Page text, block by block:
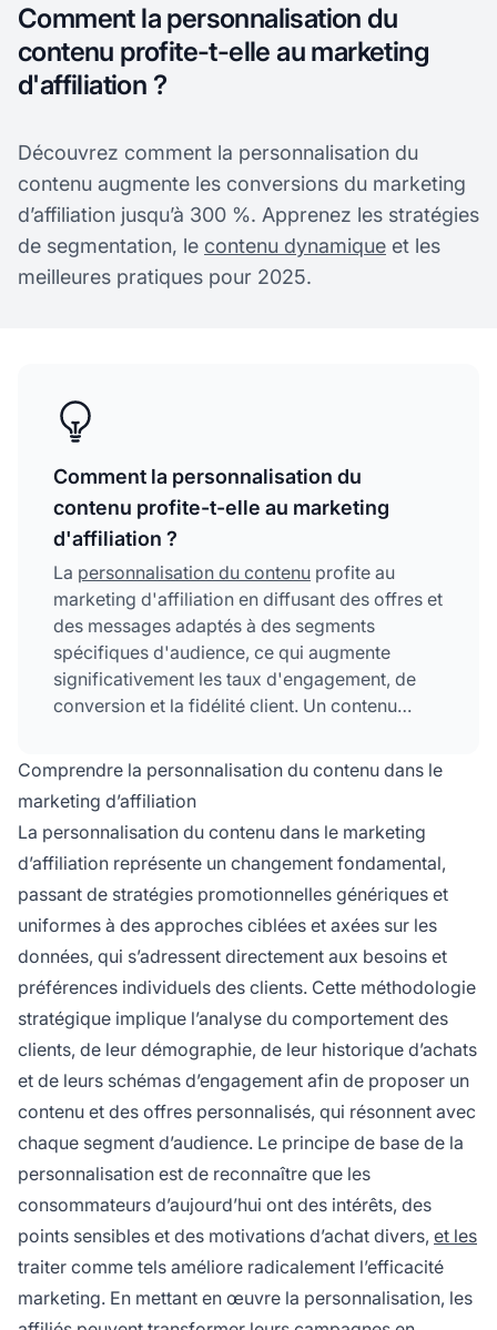
Comment la personnalisation du
contenu profite-t-elle au marketing
d'affiliation ?
Découvrez comment la personnalisation du
contenu augmente les conversions du marketing
d’affiliation jusqu’à 300 %. Apprenez les stratégies
de segmentation, le contenu dynamique et les
meilleures pratiques pour 2025.
Comment la personnalisation du
contenu profite-t-elle au marketing
d'affiliation ?
La personnalisation du contenu profite au
marketing d'affiliation en diffusant des offres et
des messages adaptés à des segments
spécifiques d'audience, ce qui augmente
significativement les taux d'engagement, de
conversion et la fidélité client. Un contenu
préférences individuels des clients, rendant les
recommandations plus pertinentes et
précieuses, ce qui se traduit directement par
des commissions d'affiliation plus élevées et
un meilleur ROI pour les campagnes marketing.
Comprendre la personnalisation du contenu dans le
marketing d’affiliation
La personnalisation du contenu dans le marketing
d’affiliation représente un changement fondamental,
passant de stratégies promotionnelles génériques et
uniformes à des approches ciblées et axées sur les
données, qui s’adressent directement aux besoins et
préférences individuels des clients. Cette méthodologie
stratégique implique l’analyse du comportement des
clients, de leur démographie, de leur historique d’achats
et de leurs schémas d’engagement afin de proposer un
contenu et des offres personnalisés, qui résonnent avec
chaque segment d’audience. Le principe de base de la
personnalisation est de reconnaître que les
consommateurs d’aujourd’hui ont des intérêts, des
points sensibles et des motivations d’achat divers, et les
traiter comme tels améliore radicalement l’efficacité
marketing. En mettant en œuvre la personnalisation, les